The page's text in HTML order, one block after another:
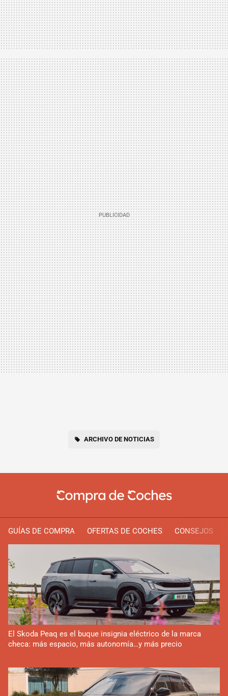
ARCHIVO DE NOTICIAS
GUÍAS DE COMPRA OFERTAS DE COCHES CONSEJOS
El Skoda Peaq es el buque insignia eléctrico de la marca
checa: más espacio, más autonomía…y más precio